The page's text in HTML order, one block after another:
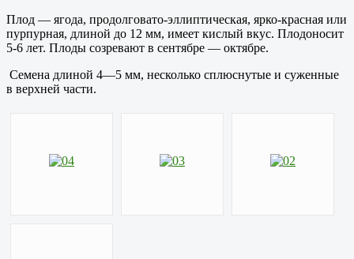
Плод — ягода, продолговато-эллиптическая, ярко-красная или
пурпурная, длиной до 12 мм, имеет кислый вкус. Плодоносит
5-6 лет. Плоды созревают в сентябре — октябре.
Семена длиной 4—5 мм, несколько сплюснутые и суженные
в верхней части.